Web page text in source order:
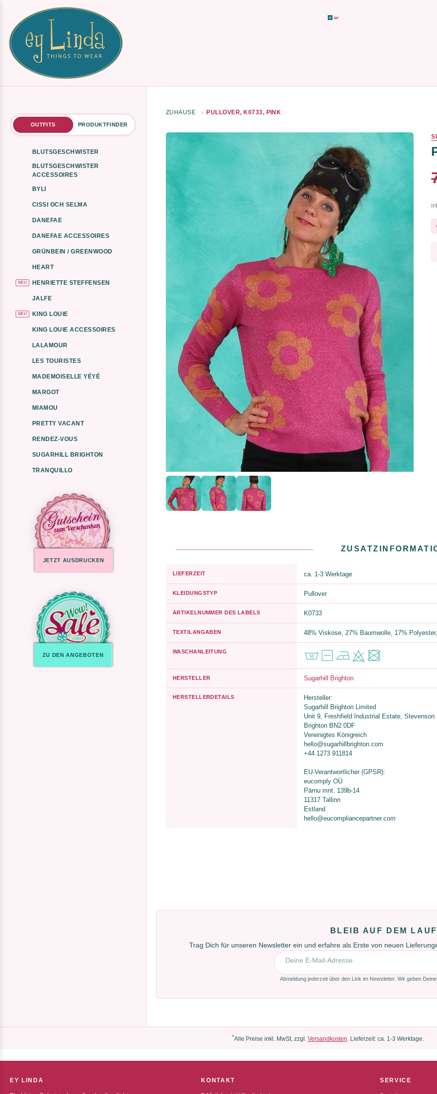
OUTFITS PRODUKTFINDER
BLUTSGESCHWISTER
BLUTSGESCHWISTER
ACCESSOIRES
BYLI
CISSI OCH SELMA
DANEFAE
DANEFAE ACCESSOIRES
GRÜNBEIN / GREENWOOD
HEART
NEU HENRIETTE STEFFENSEN
JALFE
NEU KING LOUIE
KING LOUIE ACCESSOIRES
LALAMOUR
LES TOURISTES
MADEMOISELLE YÉYÉ
MARGOT
MIAMOU
PRETTY VACANT
RENDEZ-VOUS
SUGARHILL BRIGHTON
TRANQUILLO
JETZT AUSDRUCKEN
ZU DEN ANGEBOTEN
ZUHAUSE PULLOVER, K0733, PINK
LIEFERZEIT ca. 1-3 Werktage
KLEIDUNGSTYP Pullover
ARTIKELNUMMER DES LABELS K0733
TEXTILANGABEN 48% Viskose, 27% Baumwolle, 17%
WASCHANLEITUNG
HERSTELLER Sugarhill Brighton
HERSTELLERDETAILS
Hersteller:
Sugarhill Brighton Limited
Unit 9, Freshfield Industrial Estate, Stevenson
Brighton BN2 0DF
Vereinigtes Königreich
hello@sugarhillbrighton.com
+44 1273 911814
EU-Verantwortlicher (GPSR):
eucomply OÜ
Pärnu mnt. 139b-14
11317 Tallinn
Estland
hello@eucompliancepartner.com
BLEIB AUF DEM
Trag Dich für unseren Newsletter ein und erfahre als Erste von neuen
E-Mail-Adresse
Abmeldung jederzeit über den Link im Newsletter. Wir geben
*Alle Preise inkl. MwSt, zzgl. Versandkosten. Lieferzeit: ca. 1-3 Werktage.
EY LINDA KONTAKT SERVICE